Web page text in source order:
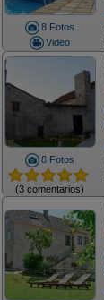
8 Fotos
Video
8 Fotos
(3 comentarios)